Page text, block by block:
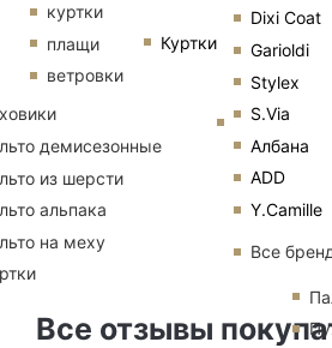
Куртки
Dixi Coat
Garioldi
Stylex
S.Via
Албана
ADD
Y.Camille
Все
куртки
плащи
ветровки
демисезонные
из шерсти
альпака
на меху
Все отзывы